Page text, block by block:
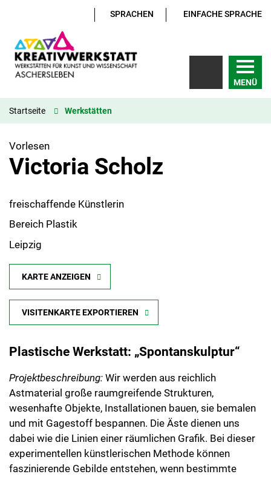
SPRACHEN EINFACHE SPRACHE
MENÜ
Startseite Werkstätten
Vorlesen
Victoria Scholz
freischaffende Künstlerin
Bereich Plastik
Leipzig
KARTE ANZEIGEN
VISITENKARTE EXPORTIEREN
Plastische Werkstatt: „Spontanskulptur“
Projektbeschreibung: Wir werden aus reichlich
Astmaterial große raumgreifende Strukturen,
wesenhafte Objekte, Installationen bauen, sie bemalen
und mit Gagestoff bespannen. Die Äste dienen uns
dabei wie die Linien einer räumlichen Grafik. Bei dieser
experimentellen künstlerischen Methode können
faszinierende Gebilde entstehen, wenn bestimmte